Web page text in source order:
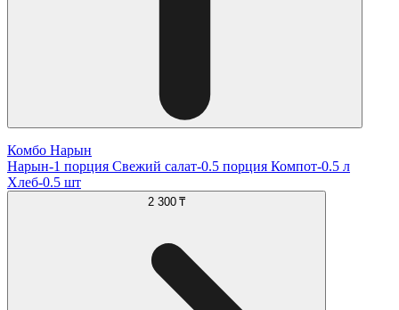
Комбо Нарын
Нарын-1 порция Свежий салат-0.5 порция Компот-0.5 л
Хлеб-0.5 шт
2 300 ₸